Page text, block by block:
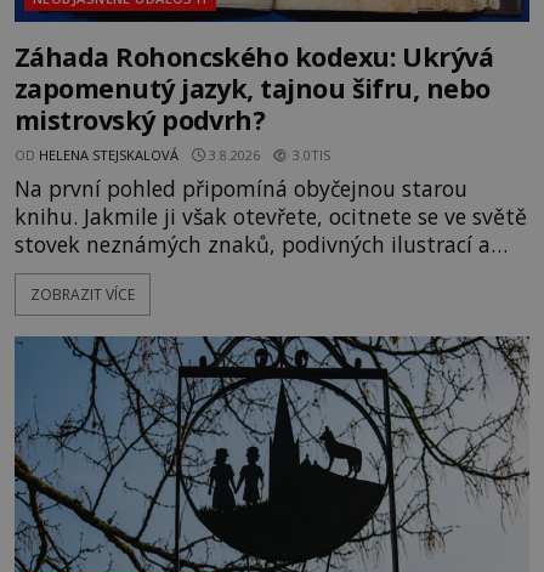
Záhada Rohoncského kodexu: Ukrývá
zapomenutý jazyk, tajnou šifru, nebo
mistrovský podvrh?
OD HELENA STEJSKALOVÁ 3.8.2026 3.0TIS
Na první pohled připomíná obyčejnou starou
knihu. Jakmile ji však otevřete, ocitnete se ve světě
stovek neznámých znaků, podivných ilustrací a
textu, který už téměř dvě století vzdoruje všem
pokusům o rozluštění. Rohoncský kodex patří mezi
jistotou neví, kdo jej napsal, kdy vznikl ani co
vlastně vypráví. Rohoncský kodex se poprvé
objevuje v roce
ZOBRAZIT VÍCE